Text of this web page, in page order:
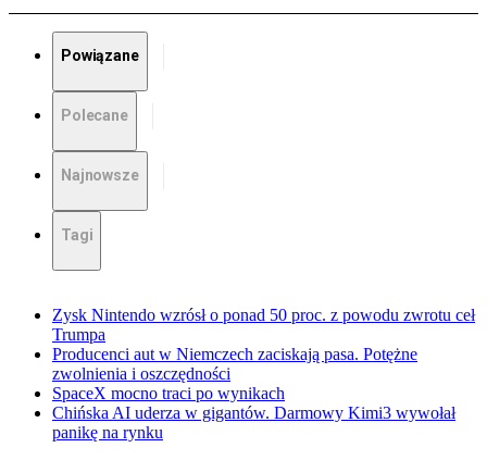
Powiązane
Polecane
Najnowsze
Tagi
Zysk Nintendo wzrósł o ponad 50 proc. z powodu zwrotu ceł
Trumpa
Producenci aut w Niemczech zaciskają pasa. Potężne
zwolnienia i oszczędności
SpaceX mocno traci po wynikach
Chińska AI uderza w gigantów. Darmowy Kimi3 wywołał
panikę na rynku